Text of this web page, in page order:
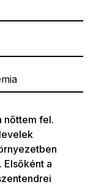
nőttem fel.
a